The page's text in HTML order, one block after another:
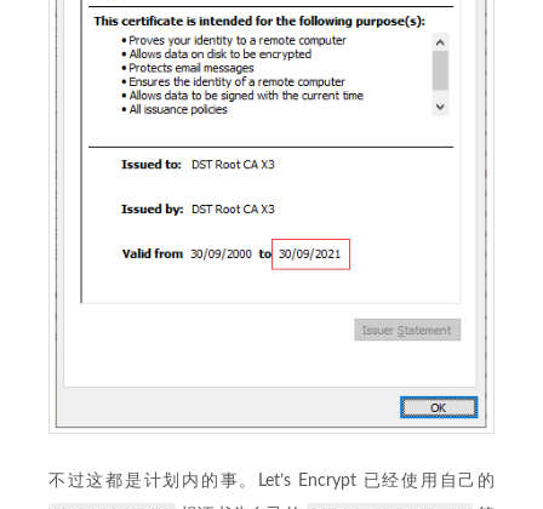
不过这都是计划内的事。Let’s Encrypt 已经使用自己的